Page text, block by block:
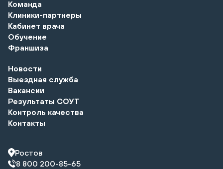
Команда
Клиники-партнеры
Кабинет врача
Обучение
Франшиза
Новости
Выездная служба
Вакансии
Результаты СОУТ
Контроль качества
Контакты
Ростов
8 800 200-85-65